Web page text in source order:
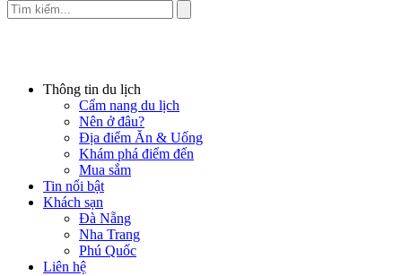
Thông tin du lịch
Cẩm nang du lịch
Nên ở đâu?
Địa điểm Ăn & Uống
Khám phá điểm đến
Mua sắm
Tin nổi bật
Khách sạn
Đà Nẵng
Nha Trang
Phú Quốc
Liên hệ